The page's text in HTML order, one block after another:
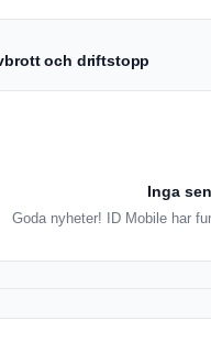
och driftstopp
Inga
Goda nyheter! ID Mobile har